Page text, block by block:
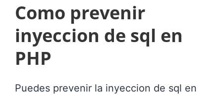
Como prevenir
inyeccion de sql en
PHP
Puedes prevenir la inyeccion de sql en